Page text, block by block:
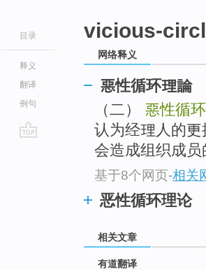
目录
释义
翻译
例句
vicious-
网络释义
惡性循环理論
（二） 惡性循
认为经理人的
会造成组织成
基于8个网页-相关
恶性循环理论
相关文章
有道翻译